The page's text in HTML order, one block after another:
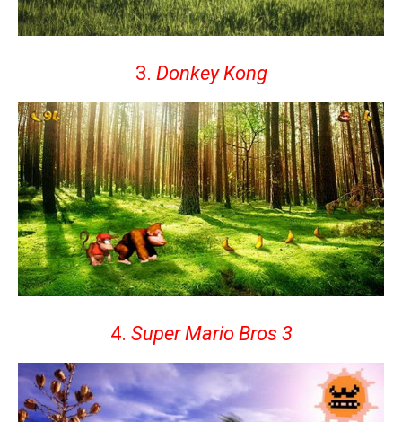
3. Donkey Kong
4. Super Mario Bros 3